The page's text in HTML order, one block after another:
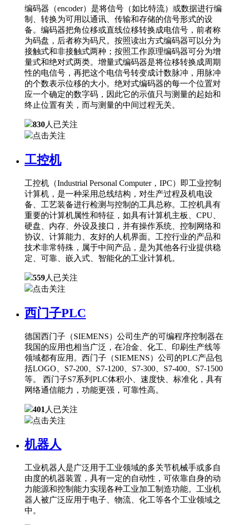
编码器（encoder）是将信号（如比特流）或数据进行编
制、转换为可用以通讯、传输和存储的信号形式的设
备。编码器把角位移或直线位移转换成电信号，前者称
为码盘，后者称为码尺。按照读出方式编码器可以分为
接触式和非接触式两种；按照工作原理编码器可分为增
量式和绝对式两类。增量式编码器是将位移转换成周期
性的电信号，再把这个电信号转变成计数脉冲，用脉冲
的个数表示位移的大小。绝对式编码器的每一个位置对
应一个确定的数字码，因此它的示值只与测量的起始和
终止位置有关，而与测量的中间过程无关。
830人已关注
点击关注
工控机
工控机（Industrial Personal Computer，IPC）即工业控制
计算机，是一种采用总线结构，对生产过程及机电设
备、工艺装备进行检测与控制的工具总称。工控机具有
重要的计算机属性和特征，如具有计算机主板、CPU、
硬盘、内存、外设及接口，并有操作系统、控制网络和
协议、计算能力、友好的人机界面。工控行业的产品和
技术非常特殊，属于中间产品，是为其他各行业提供稳
定、可靠、嵌入式、智能化的工业计算机。
559人已关注
点击关注
西门子PLC
德国西门子（SIEMENS）公司生产的可编程序控制器在
我国的应用也相当广泛，在冶金、化工、印刷生产线等
领域都有应用。西门子（SIEMENS）公司的PLC产品包
括LOGO、S7-200、S7-1200、S7-300、S7-400、S7-1500
等。 西门子S7系列PLC体积小、速度快、标准化，具有
网络通信能力，功能更强，可靠性高。
401 人已关注
点击关注
机器人
工业机器人是广泛用于工业领域的多关节机械手或多自
由度的机器装置，具有一定的自动性，可依靠自身的动
力能源和控制能力实现各种工业加工制造功能。工业机
器人被广泛应用于电子、物流、化工等各个工业领域之
中。